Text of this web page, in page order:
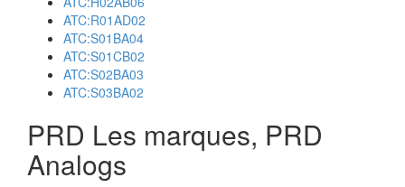
ATC:R01AD02
ATC:S01BA04
ATC:S01CB02
ATC:S02BA03
ATC:S03BA02
PRD Les marques, PRD
Analogs